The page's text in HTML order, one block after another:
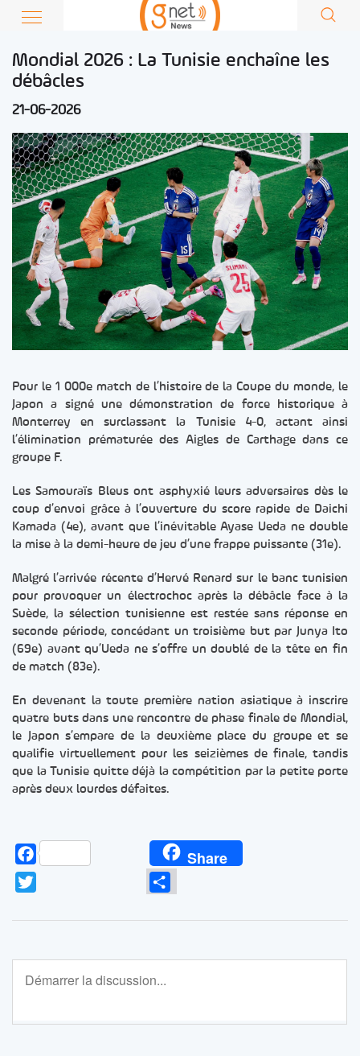
Mondial 2026 : La Tunisie enchaîne les
débâcles
21-06-2026
Pour le 1 000e match de l’histoire de la Coupe du monde, le
Japon a signé une démonstration de force historique à
Monterrey en surclassant la Tunisie 4-0, actant ainsi
l’élimination prématurée des Aigles de Carthage dans ce
groupe F.
Les Samouraïs Bleus ont asphyxié leurs adversaires dès le
coup d’envoi grâce à l’ouverture du score rapide de Daichi
Kamada (4e), avant que l’inévitable Ayase Ueda ne double
la mise à la demi-heure de jeu d’une frappe puissante (31e).
Malgré l’arrivée récente d’Hervé Renard sur le banc tunisien
pour provoquer un électrochoc après la débâcle face à la
Suède, la sélection tunisienne est restée sans réponse en
seconde période, concédant un troisième but par Junya Ito
(69e) avant qu’Ueda ne s’offre un doublé de la tête en fin
de match (83e).
En devenant la toute première nation asiatique à inscrire
quatre buts dans une rencontre de phase finale de Mondial,
le Japon s’empare de la deuxième place du groupe et se
qualifie virtuellement pour les seizièmes de finale, tandis
que la Tunisie quitte déjà la compétition par la petite porte
après deux lourdes défaites.
Facebook Share
Partager